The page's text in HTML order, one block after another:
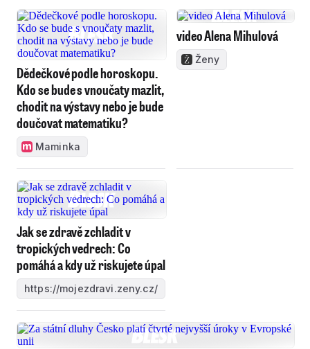
Dědečkové podle horoskopu.
Kdo se bude s vnoučaty mazlit,
chodit na výstavy nebo je bude
doučovat matematiku?
Maminka
video Alena Mihulová
Ženy
Jak se zdravě zchladit v
tropických vedrech: Co
pomáhá a kdy už riskujete úpal
https://mojezdravi.zeny.cz/